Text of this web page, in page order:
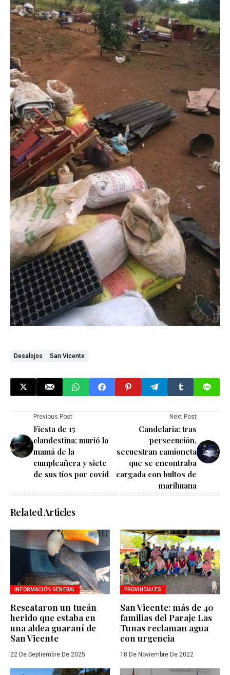
Desalojos San Vicente
Previous Post
Fiesta de 15
clandestina: murió la
mamá de la
cumpleañera y siete
de sus tíos por covid
Next Post
Candelaria: tras
persecución,
secuestran camioneta
que se encontraba
cargada con bultos de
marihuana
Related Articles
INFORMACIÓN GENERAL
Rescataron un tucán
herido que estaba en
una aldea guaraní de
San Vicente
22 De Septiembre De 2025
PROVINCIALES
San Vicente: más de 40
familias del Paraje Las
Tunas reclaman agua
con urgencia
18 De Noviembre De 2022